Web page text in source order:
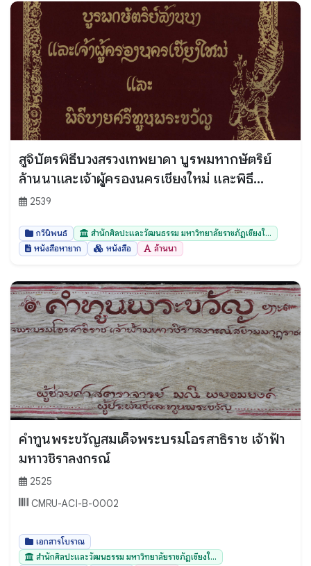
สูจิบัตรพิธีบวงสรวงเทพยาดา บูรพมหากษัตริย์
ล้านนาและเจ้าผู้ครองนครเชียงใหม่ และพิธี
บายศรีทูลพระขวัญ
2539
กวีนิพนธ์
สำนักศิลปะและวัฒนธรรม มหาวิทยาลัยราชภัฏเชียงใ...
หนังสือหายาก
หนังสือ ล้านนา
คำทูนพระขวัญสมเด็จพระบรมโอรสาธิราช เจ้าฟ้า
มหาวชิราลงกรณ์
2525
CMRU-ACI-B-0002
เอกสารโบราณ
สำนักศิลปะและวัฒนธรรม มหาวิทยาลัยราชภัฏเชียงใ...